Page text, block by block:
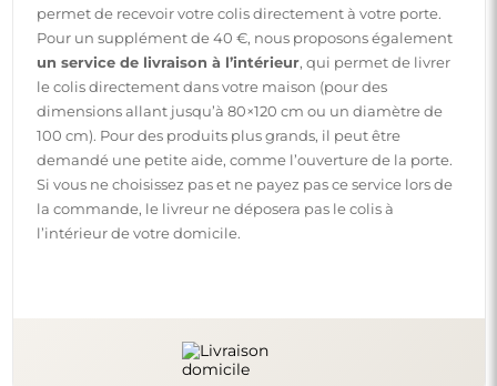
permet de recevoir votre colis directement à votre porte.
Pour un supplément de 40 €, nous proposons également
un service de livraison à l’intérieur, qui permet de livrer
le colis directement dans votre maison (pour des
dimensions allant jusqu’à 80×120 cm ou un diamètre de
100 cm). Pour des produits plus grands, il peut être
demandé une petite aide, comme l’ouverture de la porte.
Si vous ne choisissez pas et ne payez pas ce service lors de
la commande, le livreur ne déposera pas le colis à
l’intérieur de votre domicile.